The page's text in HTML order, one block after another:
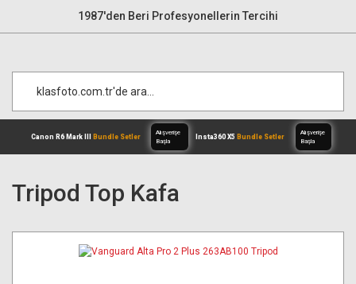
1987'den Beri Profesyonellerin Tercihi
Başla
Tripod Top Kafa